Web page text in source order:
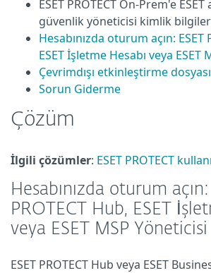
ESET PROTECT On-Prem'e
güvenlik yöneticisi kimlik
Hesabınızda oturum açın: ESET
ESET İşletme Hesabı veya ESET
Çevrimdışı etkinleştirme
Sorun Giderme
Çözüm
İlgili çözümler: ESET PROTECT
Hesabınızda oturum açın:
PROTECT Hub, ESET
veya ESET MSP Yöneticisi
ESET PROTECT Hub veya ESET